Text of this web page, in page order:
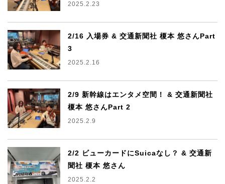
2025.2.23
2/16 入場券 & 交通新聞社 榎本 悠さんPart
3
2025.2.16
2/9 新幹線はエンタメ空間！ & 交通新聞社
榎本 悠さんPart 2
2025.2.9
2/2 ビューカードにSuicaなし？ & 交通新
聞社 榎本 悠さん
2025.2.2